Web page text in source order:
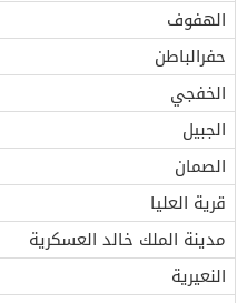
الهفوف
حفرالباطن
الخفجي
الجبيل
الصمان
قرية العليا
مدينة الملك خالد العسكرية
النعيرية